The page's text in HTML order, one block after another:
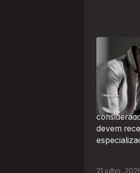
Crise
médica:
nesses
Surtos,
episódios
devem
21 julho